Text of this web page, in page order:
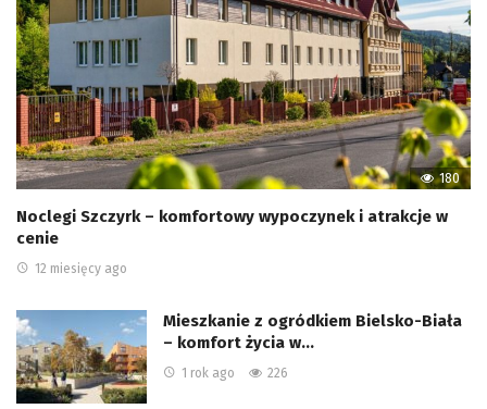
180
Noclegi Szczyrk – komfortowy wypoczynek i atrakcje w
cenie
12 miesięcy ago
Mieszkanie z ogródkiem Bielsko-Biała
– komfort życia w…
1 rok ago 226